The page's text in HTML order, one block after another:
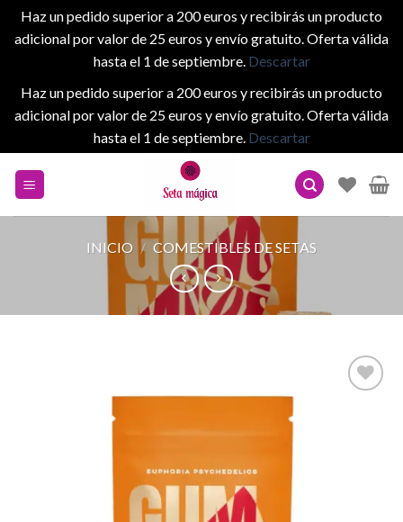
Haz un pedido superior a 200 euros y recibirás un producto
adicional por valor de 25 euros y envío gratuito. Oferta válida
hasta el 1 de septiembre. Descartar
Haz un pedido superior a 200 euros y recibirás un producto
adicional por valor de 25 euros y envío gratuito. Oferta válida
hasta el 1 de septiembre. Descartar
INICIO / COMESTIBLES DE SETAS